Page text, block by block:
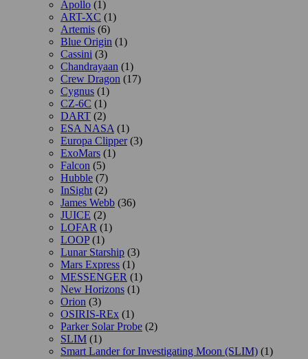
Apollo (1)
ART-XC (1)
Artemis (6)
Blue Origin (1)
Cassini (3)
Chandrayaan (1)
Crew Dragon (17)
Cygnus (1)
CZ-6C (1)
DART (2)
ESA NASA (1)
Europa Clipper(3)
ExoMars (1)
Falcon (5)
Hubble (7)
InSight (2)
James Webb (36)
JUICE (2)
LOFAR (1)
LOOP(1)
Lunar Starship (3)
Mars Express (1)
MESSENGER (1)
New Horizons (1)
Orion (3)
OSIRIS-REx (1)
Parker Solar Probe (2)
SLIM (1)
Smart Lander for Investigating Moon (SLIM) (1)